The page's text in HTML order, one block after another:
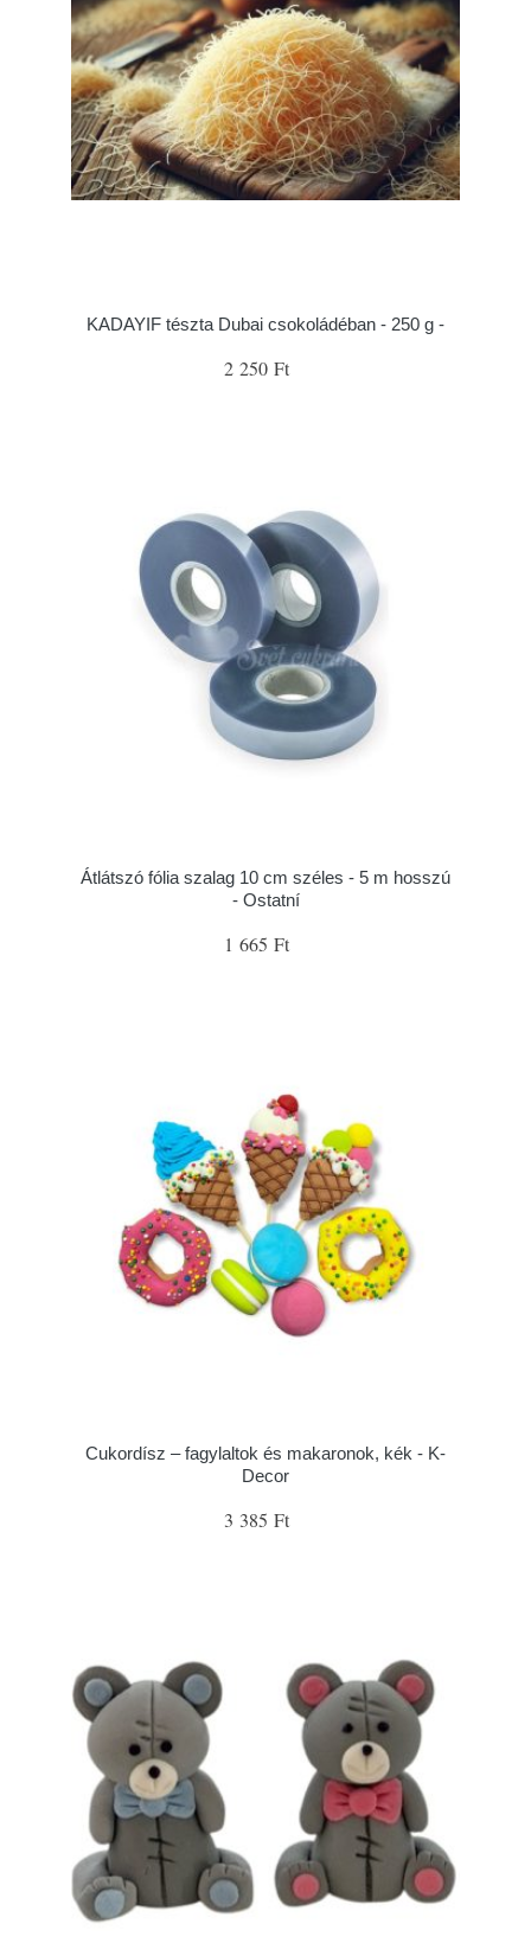
KADAYIF tészta Dubai csokoládéban - 250 g -
2 250 Ft
Átlátszó fólia szalag 10 cm széles - 5 m hosszú
- Ostatní
1 665 Ft
Cukordísz – fagylaltok és makaronok, kék - K-
Decor
3 385 Ft